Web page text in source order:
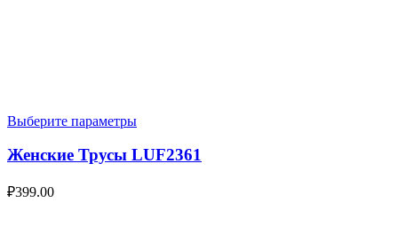
Выберите параметры
Женские Трусы LUF2361
₽399.00